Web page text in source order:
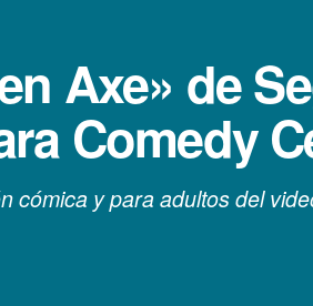
Axe» de
Comedy
cómica y para adultos del